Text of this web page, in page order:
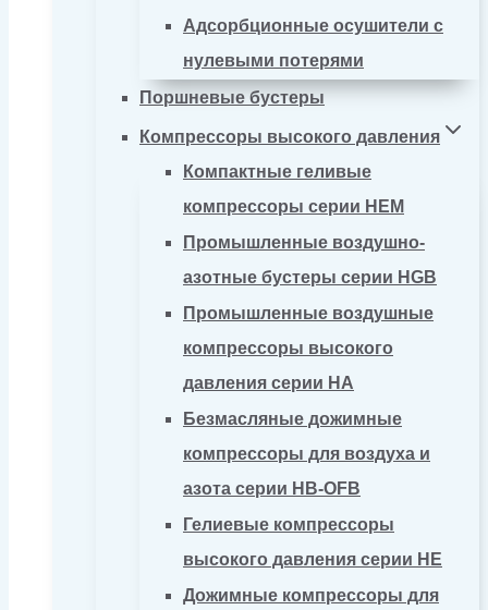
Адсорбционные осушители с
нулевыми потерями
Поршневые бустеры
Компрессоры высокого давления
Компактные геливые
компрессоры серии HEM
Промышленные воздушно-
азотные бустеры серии HGB
Промышленные воздушные
компрессоры высокого
давления серии HA
Безмасляные дожимные
компрессоры для воздуха и
азота серии HB-OFB
Гелиевые компрессоры
высокого давления серии HE
Дожимные компрессоры для